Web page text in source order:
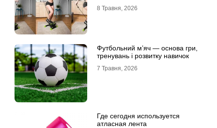
8 Травня, 2026
Футбольний м’яч — основа гри,
тренувань і розвитку навичок
7 Травня, 2026
Где сегодня используется
атласная лента